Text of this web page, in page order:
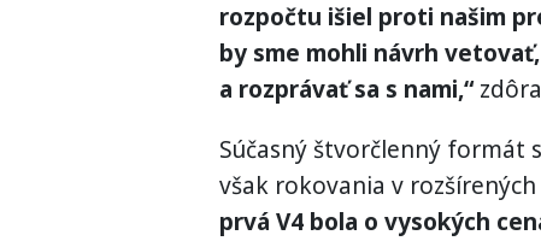
rozpočtu išiel proti našim
by sme mohli návrh
a rozprávať sa s nami,“
Súčasný štvorčlenný formát
však rokovania v
prvá V4 bola o vysokých